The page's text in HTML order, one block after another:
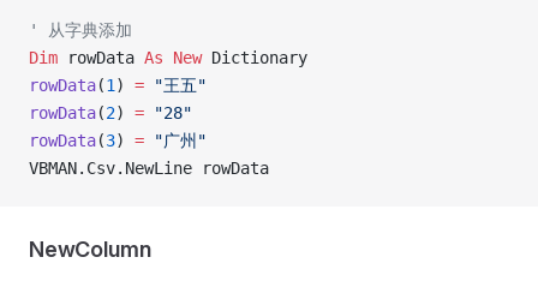
' 从字典添加
Dim rowData As New Dictionary
rowData(1 ) = "王五"
rowData(2) = "28"
rowData(3) = "广州"
VBMAN.Csv.NewLine rowData
NewColumn